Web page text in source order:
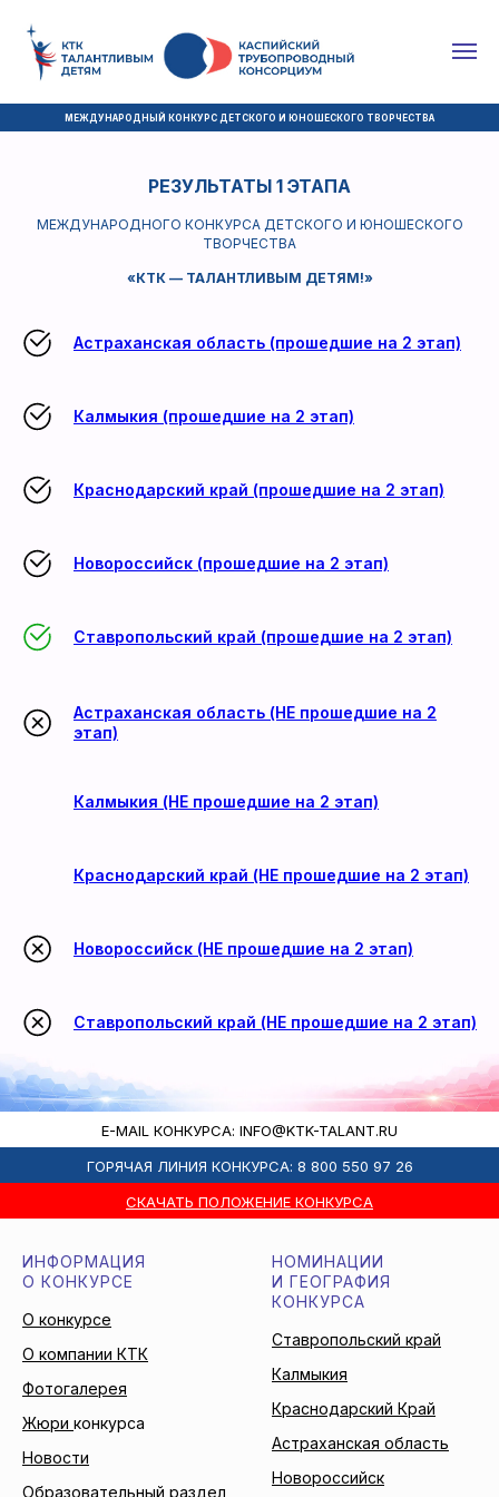
МЕЖДУНАРОДНЫЙ КОНКУРС ДЕТСКОГО И ЮНОШЕСКОГО ТВОРЧЕСТВА
РЕЗУЛЬТАТЫ 1 ЭТАПА
МЕЖДУНАРОДНОГО КОНКУРСА ДЕТСКОГО И ЮНОШЕСКОГО
ТВОРЧЕСТВА
«КТК — ТАЛАНТЛИВЫМ ДЕТЯМ!»
Астраханская область (прошедшие на 2 этап)
Калмыкия (прошедшие на 2 этап)
Краснодарский край (прошедшие на 2 этап)
Новороссийск (прошедшие на 2 этап)
Ставропольский край (прошедшие на 2 этап)
Астраханская область (НЕ прошедшие на 2
этап)
Калмыкия (НЕ прошедшие на 2 этап)
Краснодарский край (НЕ прошедшие на 2 этап)
Новороссийск (НЕ прошедшие на 2 этап)
Ставропольский край (НЕ прошедшие на 2 этап)
E-MAIL КОНКУРСА: INFO@KTK-TALANT.RU
ГОРЯЧАЯ ЛИНИЯ КОНКУРСА: 8 800 550 97 26
СКАЧАТЬ ПОЛОЖЕНИЕ КОНКУРСА
ИНФОРМАЦИЯ
О КОНКУРСЕ
О конкурсе
О компании КТК
Фотогалерея
Жюри конкурса
Новости
Образовательный раздел
НОМИНАЦИИ
И ГЕОГРАФИЯ
КОНКУРСА
Ставропольский край
Калмыкия
Краснодарский Край
Астраханская область
Новороссийск